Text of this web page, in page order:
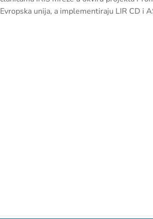
Evropska unija, a implementiraju LIR CD i